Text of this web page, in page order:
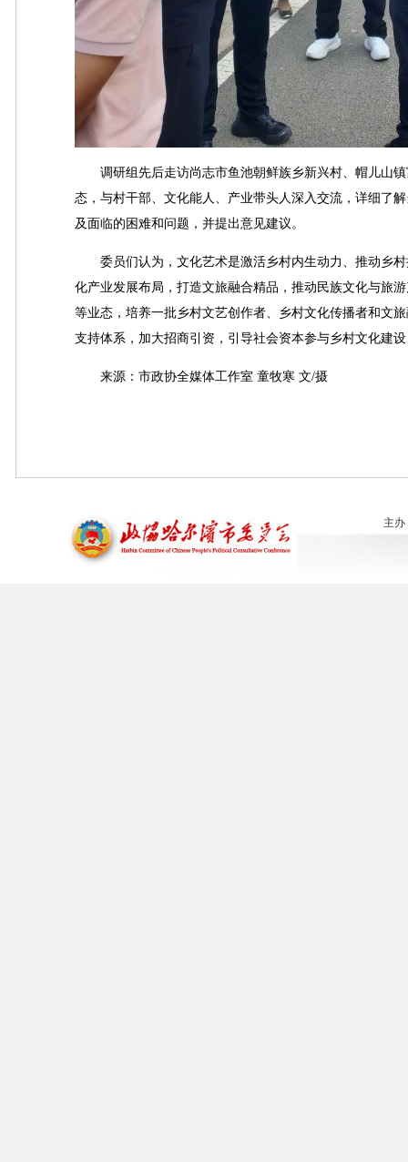
调研组先后走访尚志市鱼池朝鲜族乡新兴村、帽儿山镇
态，与村干部、文化能人、产业带头人深入交流，详细了
及面临的困难和问题，并提出意见建议。
委员们认为，文化艺术是激活乡村内生动力、推动乡村
化产业发展布局，打造文旅融合精品，推动民族文化与旅
等业态，培养一批乡村文艺创作者、乡村文化传播者和文
支持体系，加大招商引资，引导社会资本参与乡村文化建
来源：市政协全媒体工作室 童牧寒 文/摄
主